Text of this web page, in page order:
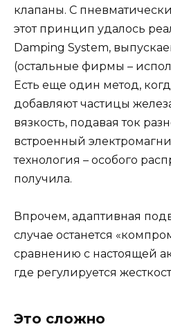
клапаны. С
этот принцип удалось
Damping System,
(остальные фирмы –
Есть еще один метод,
добавляют частицы
вязкость, подавая ток
встроенный
технология – особого
получила.
Впрочем, адаптивная
случае останется
сравнению с настоящей
где регулируется
Это сложно